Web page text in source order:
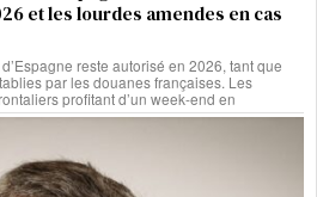
et les lourdes amendes en cas
reste autorisé en 2026, tant que
par les douanes françaises. Les
profitant d’un week-end en